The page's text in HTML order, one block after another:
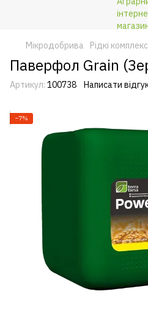
Мікродобрива Рідкі
Паверфол Grain
Артикул: 100738 Написати
−7%